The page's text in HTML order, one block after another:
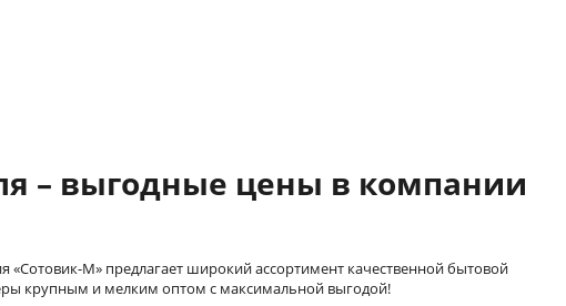
– выгодные цены в компании
«Сотовик-М» предлагает широкий ассортимент качественной бытовой
крупным и мелким оптом с максимальной выгодой!